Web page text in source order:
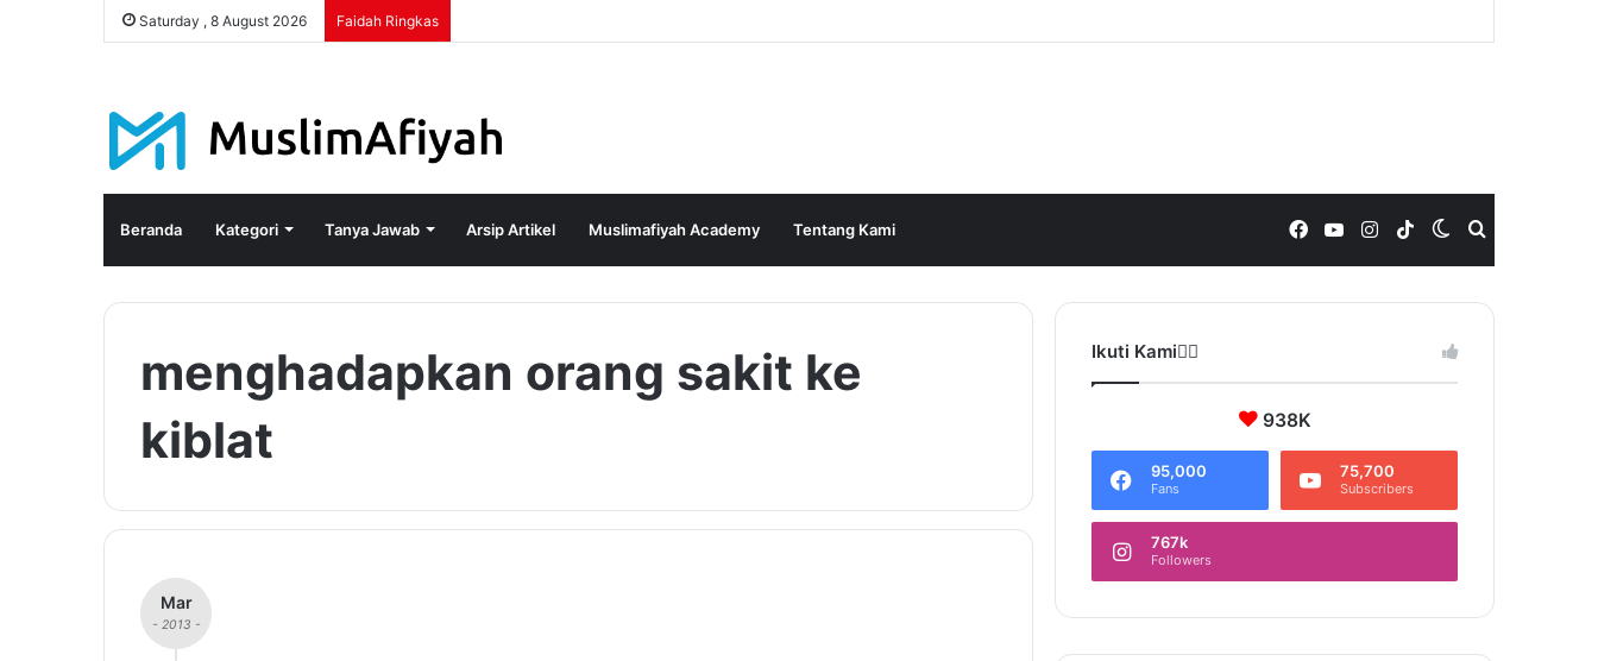
Saturday , 8 August 2026 Faidah Ringkas
Beranda Kategori Tanya Jawab Arsip Artikel Muslimafiyah Academy Tentang Kami Switch
skin
TikTok
Instagram
YouTube
Facebook
menghadapkan orang sakit ke
kiblat
Mar
- 2013 -
Ikuti Kami❤️‍🔥
938K
95,000
Fans
75,700
Subscribers
767k
Followers